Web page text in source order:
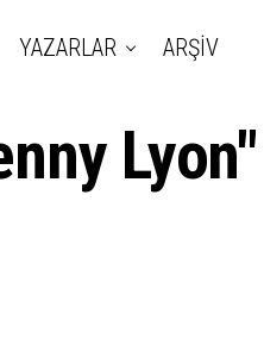
YAZARLAR ARŞİV
Lyon"